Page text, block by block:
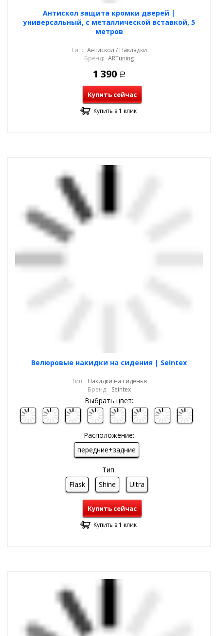
Антискол защита кромки дверей |
универсальный, с металлической вставкой, 5
метров
Тип: Антискол / Накладки
Бренд: ARTuning
1 390 Р
Купить сейчас
Купить в 1 клик
Велюровые накидки на сидения | Seintex
Тип: Накидки на сиденья
Бренд: Seintex
Выбрать цвет:
Расположение:
передние+задние
Тип:
Flask
Shine Ultra
Купить сейчас
Купить в 1 клик